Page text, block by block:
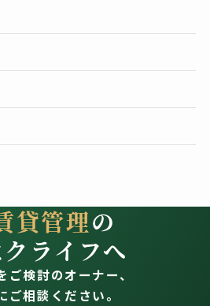
貸管理の
ライフへ
検討のオーナー、
ご相談ください。